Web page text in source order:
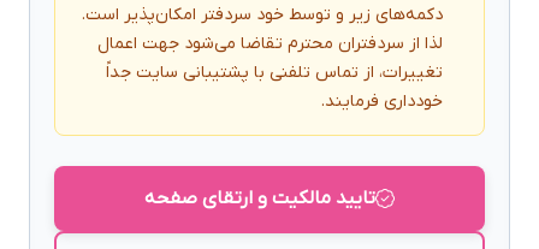
دکمه‌های زیر و توسط خود سردفتر امکان‌پذیر است.
لذا از سردفتران محترم تقاضا می‌شود جهت اعمال
تغییرات، از تماس تلفنی با پشتیبانی سایت جداً
خودداری فرمایند.
تایید مالکیت و ارتقای صفحه